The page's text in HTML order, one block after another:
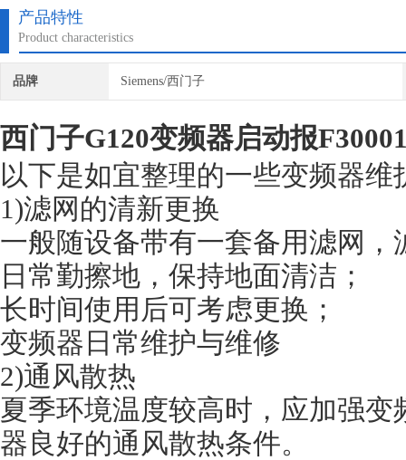
产品特性
Product characteristics
品牌 Siemens/西门子
西门子G120变频器启动报
以下是如宜整理的一些变频器维
1)滤网的清新更换
一般随设备带有一套备用滤网，
日常勤擦地，保持地面清洁；
长时间使用后可考虑更换；
变频器日常维护与维修
2)通风散热
夏季环境温度较高时，应加强
器良好的通风散热条件。